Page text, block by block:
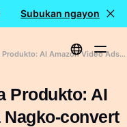
LIBRENG paggawa
Subukan ngayon
Gawing Kita ang Mga Produkto: AI Amazon Video Ads na Nagko-convert
Produkto: AI
Nagko-convert